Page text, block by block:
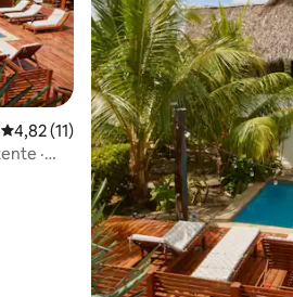
Évaluation moyenne sur la base de 11
4,82 (11)
·